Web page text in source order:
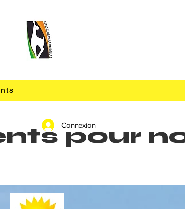
Connexion
pour